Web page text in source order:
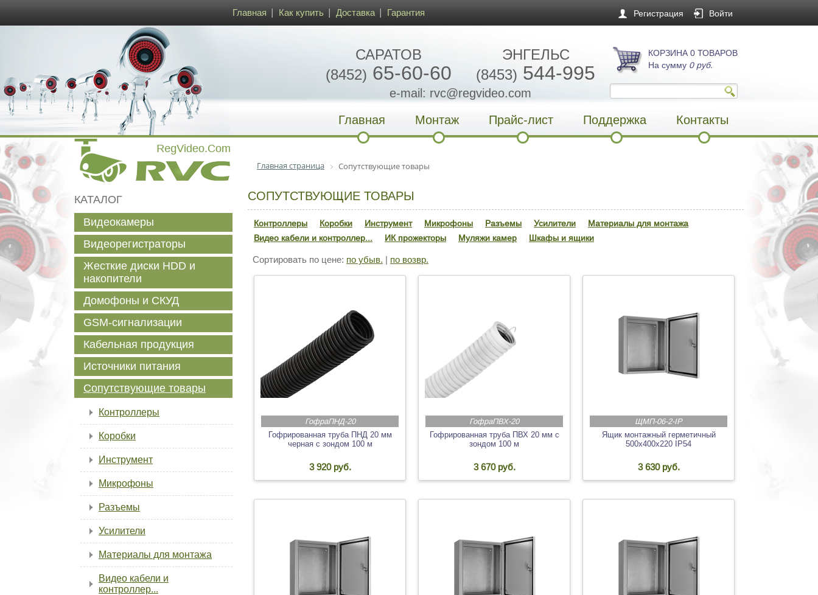
Главная Как купить Доставка Гарантия Регистрация Войти
САРАТОВ
(8452) 65-60-60
ЭНГЕЛЬС
(8453) 544-995
e-mail: rvc@regvideo.com
КОРЗИНА 0 ТОВАРОВ
На сумму 0 руб.
Главная Монтаж Прайс-лист Поддержка Контакты
Главная страница Сопутствующие товары
СОПУТСТВУЮЩИЕ ТОВАРЫ
Контроллеры Коробки Инструмент Микрофоны Разъемы Усилители
Материалы для монтажа
Видео кабели и контроллер...
ИК прожекторы Муляжи камер Шкафы и ящики
Сортировать по цене: по убыв. | по возвр.
ГофраПНД-20
Гофрированная труба ПНД 20 мм
черная с зондом 100 м
3 920 руб.
ГофраПВХ-20
Гофрированная труба ПВХ 20 мм с
зондом 100 м
3 670 руб.
ЩМП-06-2-IP
Ящик монтажный герметичный
500х400х220 IP54
3 630 руб.
КАТАЛОГ
Видеокамеры
Видеорегистраторы
Жесткие диски HDD и
накопители
Домофоны и СКУД
GSM-сигнализации
Кабельная продукция
Источники питания
Сопутствующие товары
Контроллеры
Коробки
Инструмент
Микрофоны
Разъемы
Усилители
Материалы для монтажа
Видео кабели и
контроллер...